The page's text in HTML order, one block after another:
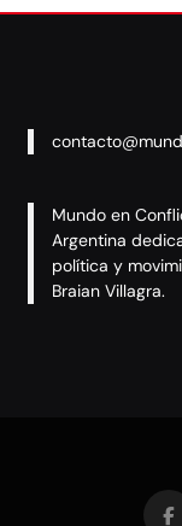
Mundo en
Argentina
política y
Braian Villagra.